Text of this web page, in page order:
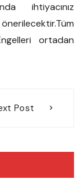
ihtiyacınız
ortadan
Post